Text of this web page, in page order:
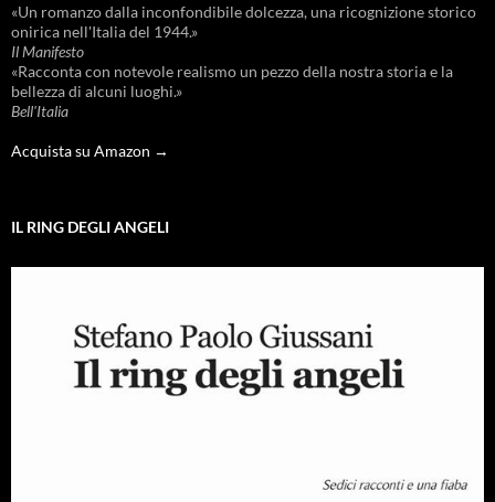
«Un romanzo dalla inconfondibile dolcezza, una ricognizione storico
onirica nell'Italia del 1944.»
Il Manifesto
«Racconta con notevole realismo un pezzo della nostra storia e la
bellezza di alcuni luoghi.»
Bell'Italia
Acquista su Amazon →
IL RING DEGLI ANGELI